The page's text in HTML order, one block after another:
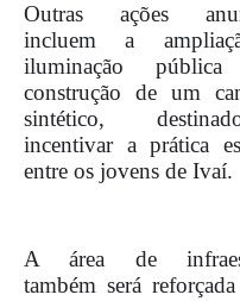
Outras ações
incluem a
iluminação
construção de um
sintético,
incentivar a prática
entre os jovens de Ivaí.
A área de
também será